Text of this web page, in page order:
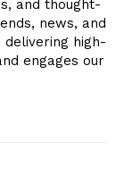
and thought-
news, and
high-
engages our